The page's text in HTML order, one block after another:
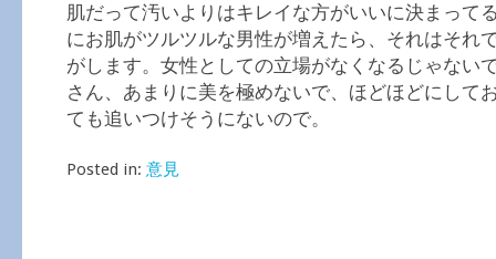
肌だって汚いよりはキレイな方がいいに決まって
にお肌がツルツルな男性が増えたら、それはそれ
がします。女性としての立場がなくなるじゃない
さん、あまりに美を極めないで、ほどほどにして
ても追いつけそうにないので。
Posted in: 意見